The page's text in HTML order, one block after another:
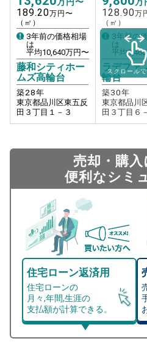
189.20万円〜
（㎡）
3年前の価格相場
は
平均10,640万円〜
藤和シティホー
ムズ高輪台
築28年
東京都品川区東五反
田３丁目１－３
128.90万
（㎡）
3年前の
は
平均9,460
ラデファ
輪台
築30年
東京都品川
田３丁目６
スクロール
売却・購入
便利なシミ
住宅ローン返済用
住宅ローンの
月々,年間,生涯の
支払額が計算できる。
総支払額シミ
マンション売却